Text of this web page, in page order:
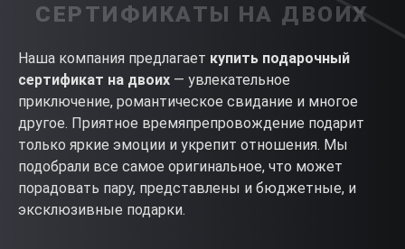
СЕРТИФИКАТЫ НА ДВОИХ
Наша компания предлагает купить подарочный
сертификат на двоих — увлекательное
приключение, романтическое свидание и многое
другое. Приятное времяпрепровождение подарит
только яркие эмоции и укрепит отношения. Мы
подобрали все самое оригинальное, что может
порадовать пару, представлены и бюджетные, и
эксклюзивные подарки.